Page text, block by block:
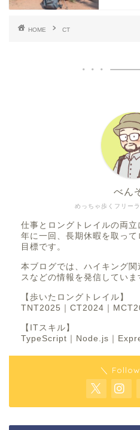
HOME CT
めっちゃ歩くフリー
べん
仕事とロングトレイルの両立
年に一回、長期休暇を取っ
目標です。
本ブログでは、ハイキング
スなどの情報を発信していま
【歩いたロングトレイル】
TNT2025｜CT2024｜
【ITスキル】
TypeScript｜Node.js｜
＼